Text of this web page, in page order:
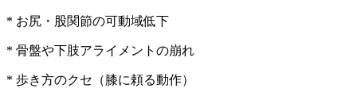
* お尻・股関節の可動域低下
* 骨盤や下肢アライメントの崩れ
* 歩き方のクセ（膝に頼る動作）